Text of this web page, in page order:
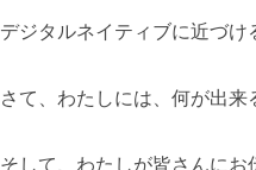
デジタルネイティブに近づけ
さて、わたしには、何が出来
そして、わたしが皆さんにお